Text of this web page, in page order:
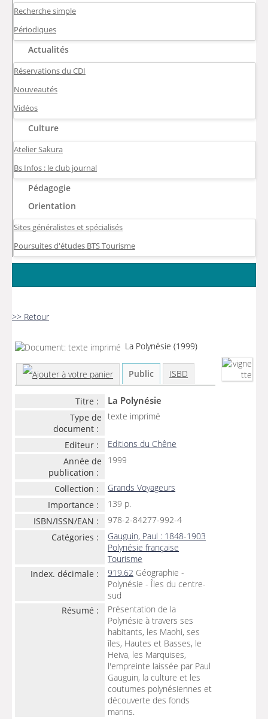
Recherche simple
Périodiques
Actualités
Réservations du CDI
Nouveautés
Vidéos
Culture
Atelier Sakura
Bs Infos : le club journal
Pédagogie
Orientation
Sites généralistes et spécialisés
Poursuites d'études BTS Tourisme
>> Retour
La Polynésie (1999)
Public ISBD
Titre : La Polynésie
Type de
document :
texte imprimé
Editeur :
Editions du Chêne
Année de
publication :
1999
Collection :
Grands Voyageurs
Importance :
139 p.
ISBN/ISSN/EAN :
978-2-84277-992-4
Catégories :
Gauguin, Paul : 1848-1903
Polynésie française
Tourisme
Index. décimale :
919.62 Géographie -
Polynésie - Îles du centre-
sud
Résumé :
Présentation de la
Polynésie à travers ses
habitants, les Maohi, ses
îles, Hautes et Basses, le
Heiva, les Marquises,
l'empreinte laissée par Paul
Gauguin, la culture et les
coutumes polynésiennes et
découverte des fonds
marins.